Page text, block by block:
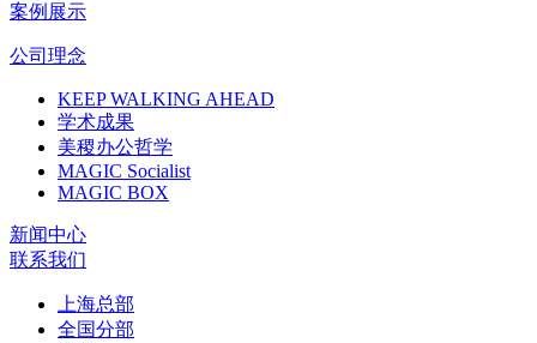
案例展示
公司理念
KEEP WALKING AHEAD
学术成果
美稷办公哲学
MAGIC Socialist
MAGIC BOX
新闻中心
联系我们
上海总部
全国分部